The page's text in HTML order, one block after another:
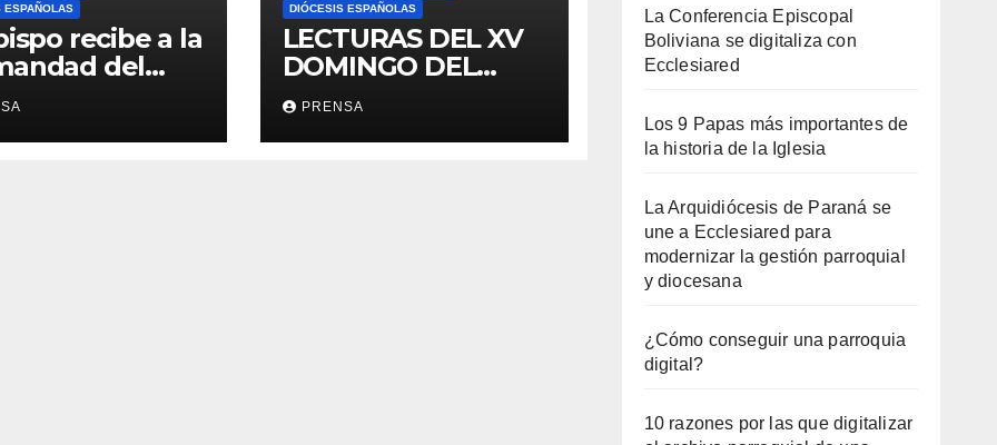
ESPAÑOLAS
recibe a la
del
DIÓCESIS ESPAÑOLAS
LECTURAS DEL XV
DOMINGO DEL
TIEMPO
ORDINARIO (A)
PRENSA
La Conferencia Episcopal
Boliviana se digitaliza con
Ecclesiared
Los 9 Papas más importantes de
la historia de la Iglesia
La Arquidiócesis de Paraná se
une a Ecclesiared para
modernizar la gestión parroquial
y diocesana
¿Cómo conseguir una parroquia
digital?
10 razones por las que digitalizar